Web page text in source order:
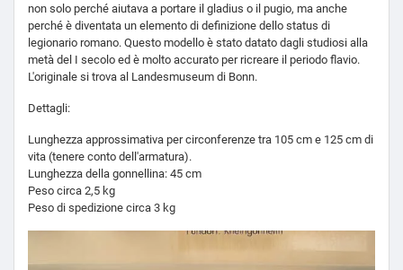
non solo perché aiutava a portare il gladius o il pugio, ma anche
perché è diventata un elemento di definizione dello status di
legionario romano. Questo modello è stato datato dagli studiosi alla
metà del I secolo ed è molto accurato per ricreare il periodo flavio.
L'originale si trova al Landesmuseum di Bonn.
Dettagli:
Lunghezza approssimativa per circonferenze tra 105 cm e 125 cm di
vita (tenere conto dell'armatura).
Lunghezza della gonnellina: 45 cm
Peso circa 2,5 kg
Peso di spedizione circa 3 kg